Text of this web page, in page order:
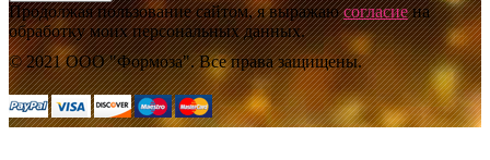
Продолжая пользование сайтом, я выражаюсогласиена
обработку моих персональных данных.
© 2021 ООО "Формоза". Все права защищены.